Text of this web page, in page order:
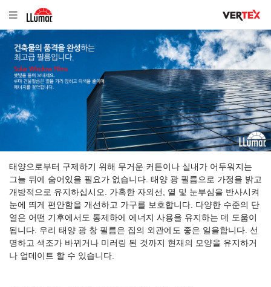
태양으로부터 구제하기 위해 무거운 커튼이나 실내가 어두워지는
그늘 뒤에 숨어있을 필요가 없습니다. 태양 광 필름으로 가정을 밝고
개방적으로 유지하십시오. 가혹한 자외선, 열 및 눈부심을 반사시켜
눈에 띄게 편안함을 개선하고 가구를 보호합니다. 다양한 수준의 단
열은 어떤 기후에서도 통제하에 에너지 사용을 유지하는 데 도움이
됩니다. 우리 태양 광 창 필름은 집의 외관에도 좋은 일을합니다. 선
명하고 색조가 바뀌거나 미러링 된 것까지 현재의 모양을 유지하거
나 업데이트 할 수 있습니다.